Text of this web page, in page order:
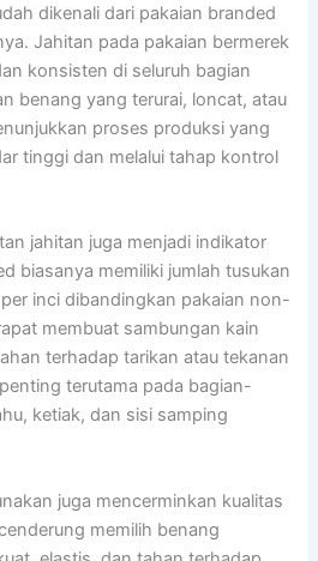
dikenali dari pakaian branded
Jahitan pada pakaian bermerek
konsisten di seluruh bagian
benang yang terurai, loncat, atau
proses produksi yang
tinggi dan melalui tahap kontrol
jahitan juga menjadi indikator
biasanya memiliki jumlah tusukan
inci dibandingkan pakaian non-
membuat sambungan kain
terhadap tarikan atau tekanan
terutama pada bagian-
ketiak, dan sisi samping
juga mencerminkan kualitas
memilih benang